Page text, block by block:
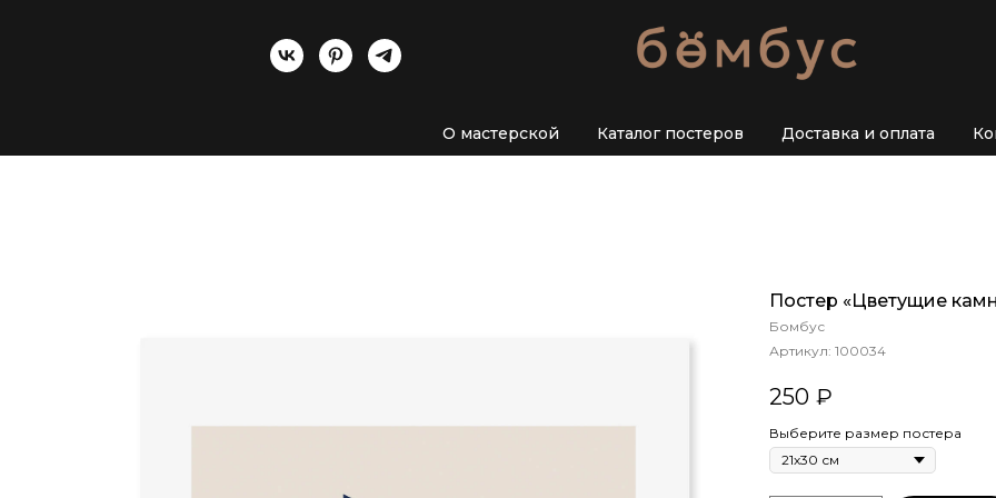
О мастерской Каталог постеров Доставка и оплата
Постер «Цветущие
Бомбус
Артикул: 100034
250 ₽
Выберите размер постера